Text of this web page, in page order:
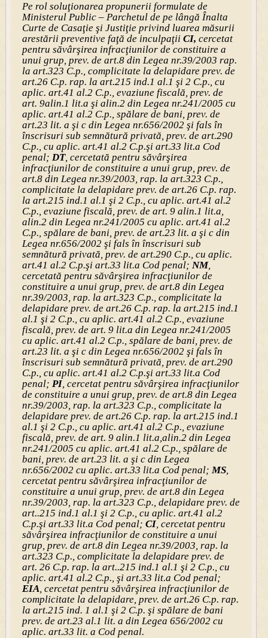
Pe rol soluţionarea propunerii formulate de
Ministerul Public – Parchetul de pe lângă Înalta
Curte de Casaţie şi Justiţie privind luarea măsurii
arestării preventive faţă de inculpaţii CI, cercetat
pentru săvârşirea infracţiunilor de constituire a
unui grup, prev. de art.8 din Legea nr.39/2003 rap.
la art.323 C.p., complicitate la delapidare prev. de
art.26 C.p. rap. la art.215 ind.1 al.1 şi 2 C.p., cu
aplic. art.41 al.2 C.p., evaziune fiscală, prev. de
art. 9alin.1 lit.a şi alin.2 din Legea nr.241/2005 cu
aplic. art.41 al.2 C.p., spălare de bani, prev. de
art.23 lit. a şi c din Legea nr.656/2002 şi fals în
înscrisuri sub semnătură privată, prev. de art.290
C.p., cu aplic. art.41 al.2 C.p.şi art.33 lit.a Cod
penal; DT, cercetată pentru săvârşirea
infracţiunilor de constituire a unui grup, prev. de
art.8 din Legea nr.39/2003, rap. la art.323 C.p.,
complicitate la delapidare prev. de art.26 C.p. rap.
la art.215 ind.1 al.1 şi 2 C.p., cu aplic. art.41 al.2
C.p., evaziune fiscală, prev. de art. 9 alin.1 lit.a,
alin.2 din Legea nr.241/2005 cu aplic. art.41 al.2
C.p., spălare de bani, prev. de art.23 lit. a şi c din
Legea nr.656/2002 şi fals în înscrisuri sub
semnătură privată, prev. de art.290 C.p., cu aplic.
art.41 al.2 C.p.şi art.33 lit.a Cod penal; NM,
cercetată pentru săvârşirea infracţiunilor de
constituire a unui grup, prev. de art.8 din Legea
nr.39/2003, rap. la art.323 C.p., complicitate la
delapidare prev. de art.26 C.p. rap. la art.215 ind.1
al.1 şi 2 C.p., cu aplic. art.41 al.2 C.p., evaziune
fiscală, prev. de art. 9 lit.a din Legea nr.241/2005
cu aplic. art.41 al.2 C.p., spălare de bani, prev. de
art.23 lit. a şi c din Legea nr.656/2002 şi fals în
înscrisuri sub semnătură privată, prev. de art.290
C.p., cu aplic. art.41 al.2 C.p.şi art.33 lit.a Cod
penal; PI, cercetat pentru săvârşirea infracţiunilor
de constituire a unui grup, prev. de art.8 din Legea
nr.39/2003, rap. la art.323 C.p., complicitate la
delapidare prev. de art.26 C.p. rap. la art.215 ind.1
al.1 şi 2 C.p., cu aplic. art.41 al.2 C.p., evaziune
fiscală, prev. de art. 9 alin.1 lit.a,alin.2 din Legea
nr.241/2005 cu aplic. art.41 al.2 C.p., spălare de
bani, prev. de art.23 lit. a şi c din Legea
nr.656/2002 cu aplic. art.33 lit.a Cod penal;MS,
cercetat pentru săvârşirea infracţiunilor de
constituire a unui grup, prev. de art.8 din Legea
nr.39/2003, rap. la art.323 C.p., delapidare prev. de
art..215 ind.1 al.1 şi 2 C.p., cu aplic. art.41 al.2
C.p.şi art.33 lit.a Cod penal; CI, cercetat pentru
săvârşirea infracţiunilor de constituire a unui
grup, prev. de art.8 din Legea nr.39/2003, rap. la
art.323 C.p., complicitate la delapidare prev. de
art. 26 C.p. rap. la art..215 ind.1 al.1 şi 2 C.p., cu
aplic. art.41 al.2 C.p., şi art.33 lit.a Cod penal;
EIA, cercetat pentru săvârşirea infracţiunilor de
complicitate la delapidare, prev. de art.26 C.p. rap.
la art.215 ind. 1 al.1 şi 2 C.p. şi spălare de bani
prev. de art.23 al.1 lit. a din Legea 656/2002 cu
aplic. art.33 lit. a Cod penal.